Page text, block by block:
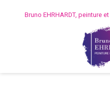
Bruno EHRHARDT, peinture